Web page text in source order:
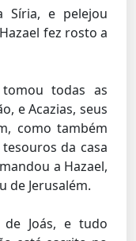
Síria, e pelejou
fez rosto a
todas as
e Acazias, seus
como também
da casa
a Hazael,
de Jerusalém.
Joás, e tudo